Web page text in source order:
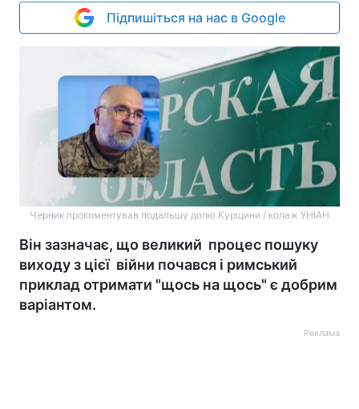
Підпишіться на нас в Google
Черник прокоментував подальшу долю Курщини / колаж УНІАН
Він зазначає, що великий процес пошуку
виходу з цієї війни почався і римський
приклад отримати "щось на щось" є добрим
варіантом.
Реклама